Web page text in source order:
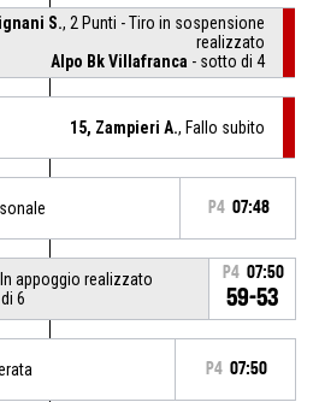
S., 2 Punti - Tiro in sospensione
realizzato
Alpo Bk Villafranca - sotto di 4
15, Zampieri A., Fallo subito
P4 07:48
appoggio realizzato
6
P4 07:50
59-53
P4 07:50